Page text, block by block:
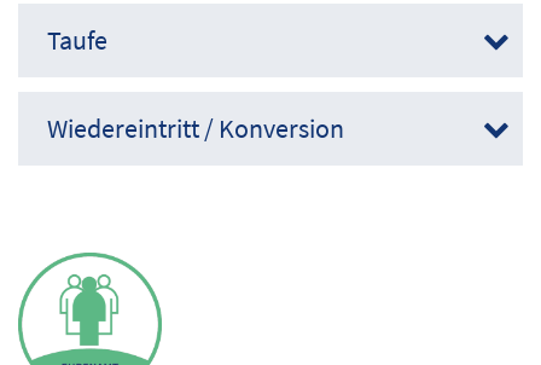
Taufe
Wiedereintritt / Konversion